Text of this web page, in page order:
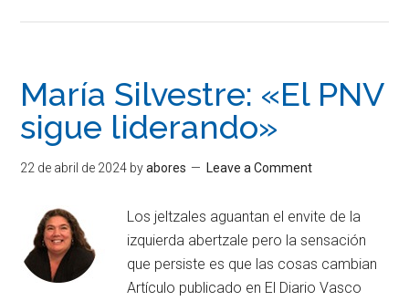
María Silvestre: «El PNV
sigue liderando»
22 de abril de 2024 byabores Leave a Comment
Los jeltzales aguantan el envite de la
izquierda abertzale pero la sensación
que persiste es que las cosas cambian
Artículo publicado en El Diario Vasco